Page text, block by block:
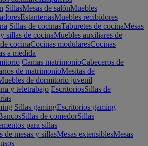
SillasMesas de salónMuebles
EstanteriasMuebles recibidores
Sillas de cocinasTaburetes de cocinaMesas
sillas de cocinaMuebles auxiliares de
cocinaCocinas modularesCocinas
a medida
Camas matrimonioCabeceros de
de matrimonioMesitas de
de dormitorio juvenil
y teletrabajo EscritoriosSillas de
Sillas gamingEscritorios gaming
Sillas de comedorSillas
para sillas
de mesas y sillasMesas extensiblesMesas